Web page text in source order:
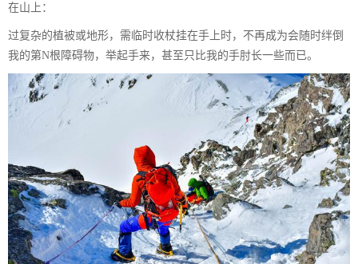
在山上：
过复杂的植被或地形，需临时收杖挂在手上时，不再成为会随时绊倒
我的第N根障碍物，举起手来，甚至只比我的手肘长一些而已。